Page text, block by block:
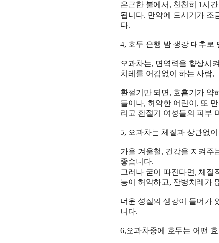
은근한 불에서 , 천천히 1시
됩니다. 만약에 드시기 가 조
다.
4, 호두 은행 밤 생강 대추로
오과차는, 면역력을 향상시
치레 를 어김없이 하는 사람,
환절기 만 되면 , 호흡기 가 약
들이나,허약한 어린이 , 또
리고 환절기 여성들의 피부
5, 오과차는 체질과 상관없
가을 겨울철, 건강을 지켜주
좋습니다.
그러나 굳이 따진다면 , 체질
능이 허약하고, 잔병치레 가
더운 성질의생강이 들어가
니다.
6,오과차중에 호두는 어떤